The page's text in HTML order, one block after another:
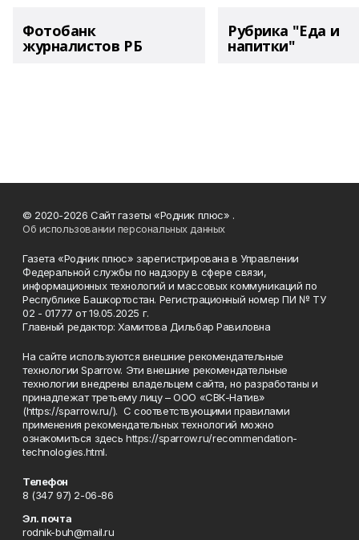
Фотобанк
журналистов РБ
Рубрика "Еда и
напитки"
© 2020-2026 Сайт газеты «Родник плюс» .
Об использовании персональных данных
Газета «Родник плюс» зарегистрирована в Управлении
Федеральной службы по надзору в сфере связи,
информационных технологий и массовых коммуникаций по
Республике Башкортостан. Регистрационный номер ПИ № ТУ
02 - 01777 от 19.05.2025 г.
Главный редактор: Хамитова Дильбар Равиловна
На сайте используются внешние рекомендательные
технологии Sparrow. Эти внешние рекомендательные
технологии внедрены владельцем сайта, но разработаны и
принадлежат третьему лицу – ООО «СВК-Натив»
(https://sparrow.ru/). С соответствующими правилами
применения рекомендательных технологий можно
ознакомиться здесь https://sparrow.ru/recommendation-
technologies.html.
Телефон
8 (347 97) 2-06-86
Эл. почта
rodnik-buh@mail.ru